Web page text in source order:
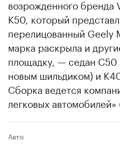
возрожденного
K50, который
перелицованный Geely
марка раскрыла и
площадку, — седан C50
новым шильдиком) и
Сборка ведется
легковых
Авто